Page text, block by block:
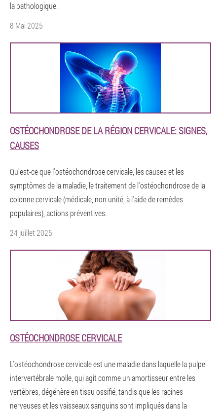
la pathologique.
8 Mai 2025
OSTÉOCHONDROSE DE LA RÉGION CERVICALE: SIGNES,
CAUSES
Qu'est-ce que l'ostéochondrose cervicale, les causes et les
symptômes de la maladie, le traitement de l'ostéochondrose de la
colonne cervicale (médicale, non unité, à l'aide de remèdes
populaires), actions préventives.
24 juillet 2025
OSTÉOCHONDROSE CERVICALE
L'ostéochondrose cervicale est une maladie dans laquelle la pulpe
intervertébrale molle, qui agit comme un amortisseur entre les
vertèbres, dégénère en tissu ossifié, tandis que les racines
nerveuses et les vaisseaux sanguins sont impliqués dans la